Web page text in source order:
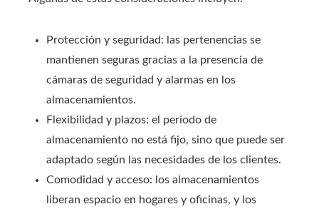
Protección y seguridad: las pertenencias se
mantienen seguras gracias a la presencia de
cámaras de seguridad y alarmas en los
almacenamientos.
Flexibilidad y plazos: el período de
almacenamiento no está fijo, sino que puede ser
adaptado según las necesidades de los clientes.
Comodidad y acceso: los almacenamientos
liberan espacio en hogares y oficinas, y los